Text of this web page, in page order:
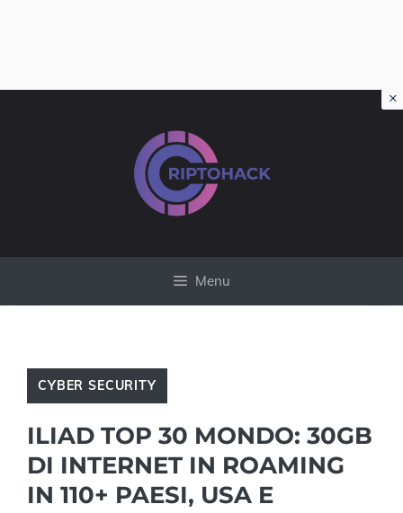
Menu
CYBER SECURITY
ILIAD TOP 30 MONDO: 30GB
DI INTERNET IN ROAMING
IN 110+ PAESI, USA E
×